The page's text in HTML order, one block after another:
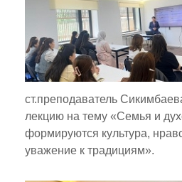
ст.преподаватель
лекцию на тему «Семья и
формируются культура,
уважение к традициям».